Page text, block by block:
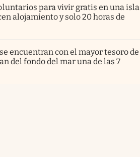
para vivir gratis en una isla
alojamiento y solo 20 horas de
encuentran con el mayor tesoro de
del fondo del mar una de las 7